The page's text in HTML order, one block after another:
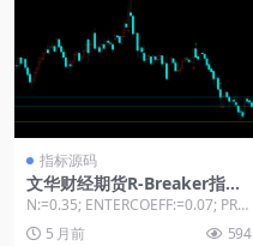
指标源码
文华财经期货R-Breaker指标
公式
N:=0.35; ENTERCOEFF:=0.07; PRE
VHIGH: = R...
5 月前 594